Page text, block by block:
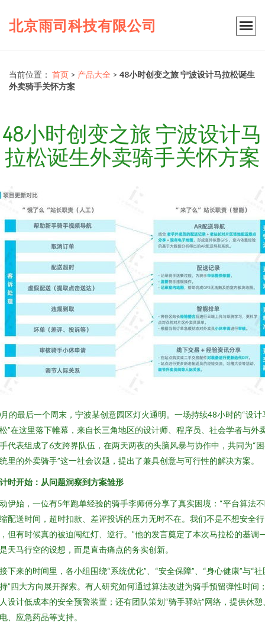
北京雨司科技有限公司
当前位置： 首页 > 产品大全 > 48小时创变之旅 宁波设计马拉松诞生
外卖骑手关怀方案
48小时创变之旅 宁波设计马
拉松诞生外卖骑手关怀方案
的最后一个周末，宁波某创意园区灯火通明。一场持续48小时的“设计
”在这里落下帷幕，来自长三角地区的设计师、程序员、社会学者与外
代表组成了6支跨界队伍，在两天两夜的头脑风暴与协作中，共同为“
里的外卖骑手”这一社会议题，提出了兼具创意与可行性的解决方案。
时开始：从问题洞察到方案雏形
伊始，一位有5年跑单经验的骑手李师傅分享了真实困境：“平台算法
配送时间，超时扣款、差评投诉的压力无时不在。我们不是不想安全行
但有时候真的被迫闯红灯、逆行。”他的发言奠定了本次马拉松的基
天马行空的设想，而是直击痛点的务实创新。
下来的时间里，各小组围绕“系统优化”、“安全保障”、“身心健康”与“社
”四大方向展开探索。有人研究如何通过算法改进为骑手预留弹性时间
设计低成本的安全预警装置；还有团队策划“骑手驿站”网络，提供休憩
、应急药品等支持。